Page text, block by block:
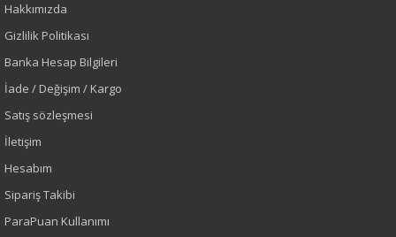
Hakkımızda
Gizlilik Politikası
Banka Hesap Bilgileri
İade / Değişim / Kargo
Satış sözleşmesi
İletişim
Hesabım
Sipariş Takibi
ParaPuan Kullanımı